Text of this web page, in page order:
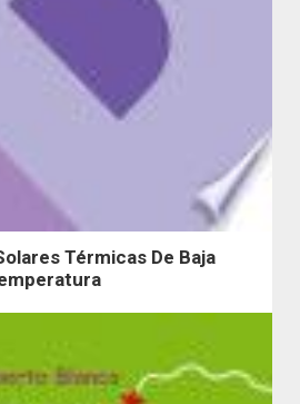
Térmicas De Baja